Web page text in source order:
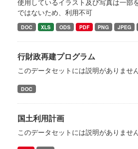
ではないため、利用不可
DOC XLS ODS PDF PNG JPEG
行財政再建プログラム
このデータセットには説明がありませ
DOC
国土利用計画
このデータセットには説明がありませ